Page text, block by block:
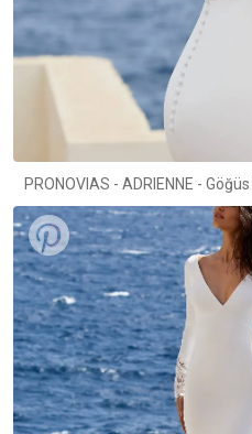
PRONOVIAS - ADRIENNE -